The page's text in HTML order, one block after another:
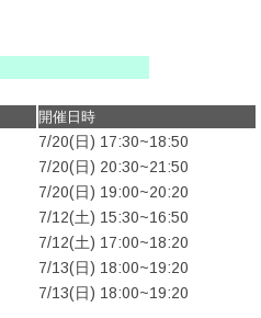
開催日時
7/20(日) 17:30~18:50
7/20(日) 20:30~21:50
7/20(日) 19:00~20:20
7/12(土) 15:30~16:50
7/12(土) 17:00~18:20
7/13(日) 18:00~19:20
7/13(日) 18:00~19:20